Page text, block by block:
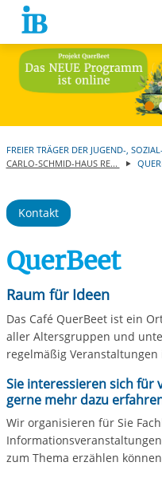
Springe zum Inhalt
FREIER TRÄGER DER JUGEND-,
CARLO-SCHMID-HAUS RE...
Kontakt
QuerBeet
Raum für Ideen
Das Café QuerBeet ist ein
aller Altersgruppen und
regelmäßig
Sie interessieren sich für
gerne mehr dazu
Wir organisieren für Sie
zum Thema erzählen